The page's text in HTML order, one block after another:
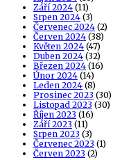
Září 2024 (11)
Srpen 2024 (3)
Červenec 2024 (2)
Červen 2024 (38)
Květen 2024 (47)
Duben 2024 (32)
Březen 2024 (16)
Únor 2024 (14)
Leden 2024 (8)
Prosinec 2023 (30)
Listopad 2023 (30)
Říjen 2023 (16)
Září 2023 (11)
Srpen 2023 (3)
Červenec 2023 (1)
Červen 2023 (2)